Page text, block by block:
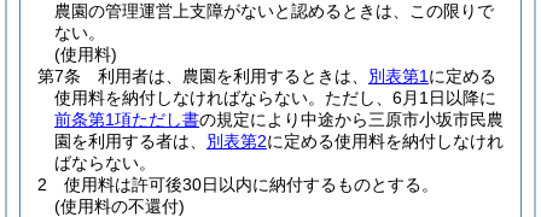
農園の管理運営上支障がないと認めるときは、この限りで
ない。
(使用料)
第7条
利用者は、農園を利用するときは、 別表第1 に定める
使用料を納付しなければならない。 ただし、6月1日以降に
前条第1項ただし書の規定により中途から三原市小坂市民農
園を利用する者は、 別表第2に定める使用料を納付しなけれ
ばならない。
2
使用料は許可後30日以内に納付するものとする。
(使用料の不還付)